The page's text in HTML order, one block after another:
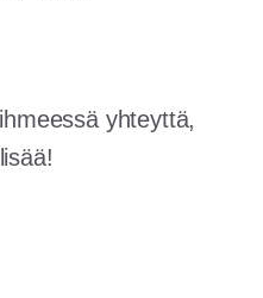
yhteyttä,